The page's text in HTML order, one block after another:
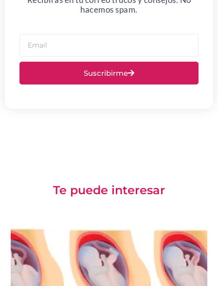
hacemos spam.
Suscribirme
Te puede interesar